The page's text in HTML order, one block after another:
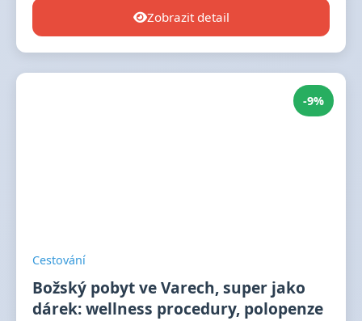
Zobrazit detail
-9%
Cestování
Božský pobyt ve Varech, super jako
dárek: wellness procedury, polopenze